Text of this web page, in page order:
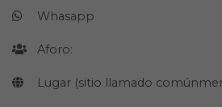
Whasapp
Aforo:
Lugar (sitio llamado